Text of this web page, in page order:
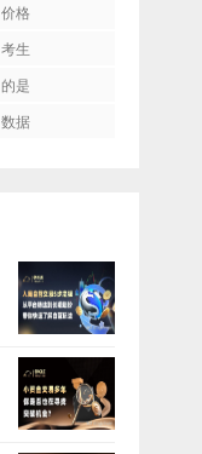
价格
考生
的是
数据